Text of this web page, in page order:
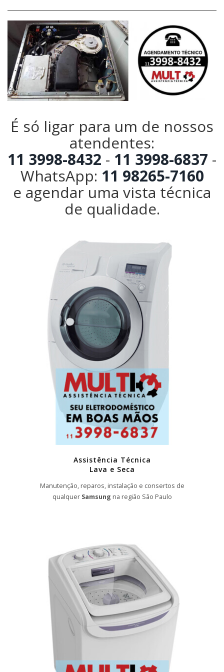
É só ligar para um de nossos
atendentes:
11 3998-8432 - 11 3998-6837 -
WhatsApp: 11 98265-7160
e agendar uma vista técnica
de qualidade.
Assistência Técnica
Lava e Seca
Manutenção, reparos, instalação e consertos de
qualquer Samsung na região São Paulo